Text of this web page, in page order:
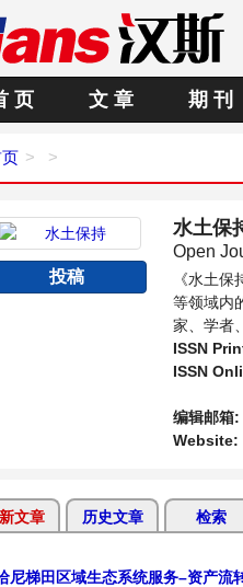
页 文 章 期 刊
投稿
水土保
Open
《水土
等领域内
家、学者
ISSN
ISSN
编辑邮箱:
Website:
文章 历史文章 检索
尼梯田区域生态系统服务–资产流